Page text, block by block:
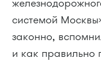
системой
законно,
и как правильно